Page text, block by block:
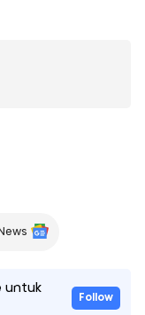
untuk
Follow